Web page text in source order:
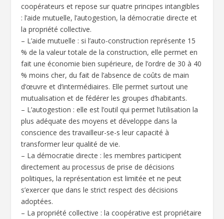
coopérateurs et repose sur quatre principes intangibles
: l’aide mutuelle, l’autogestion, la démocratie directe et
la propriété collective.
– L’aide mutuelle : si l’auto-construction représente 15
% de la valeur totale de la construction, elle permet en
fait une économie bien supérieure, de l’ordre de 30 à 40
% moins cher, du fait de l’absence de coûts de main
d’œuvre et d’intermédiaires. Elle permet surtout une
mutualisation et de fédérer les groupes d’habitants.
– L’autogestion : elle est l’outil qui permet l’utilisation la
plus adéquate des moyens et développe dans la
conscience des travailleur-se-s leur capacité à
transformer leur qualité de vie.
– La démocratie directe : les membres participent
directement au processus de prise de décisions
politiques, la représentation est limitée et ne peut
s’exercer que dans le strict respect des décisions
adoptées.
– La propriété collective : la coopérative est propriétaire